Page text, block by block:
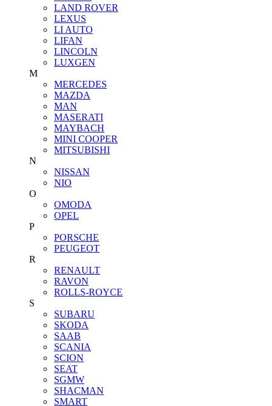
LAND ROVER
LEXUS
LI AUTO
LIFAN
LINCOLN
LUXGEN
M
MERCEDES
MAZDA
MAN
MASERATI
MAYBACH
MINI COOPER
MITSUBISHI
N
NISSAN
NIO
O
OMODA
OPEL
P
PORSCHE
PEUGEOT
R
RENAULT
RAVON
ROLLS-ROYCE
S
SUBARU
SKODA
SAAB
SCANIA
SCION
SEAT
SGMW
SHACMAN
SMART